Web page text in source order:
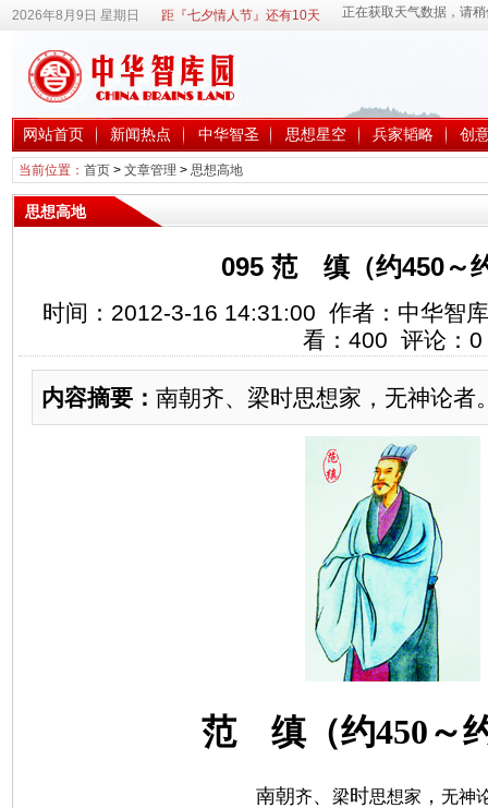
2026年8月9日 星期日 距『七夕情人节』还有10天
网站首页 新闻热点 中华智圣 思想星空 兵家韬略 创
当前位置： 首页> 文章管理 > 思想高地
思想高地
095 范 缜（约450～
时间：2012-3-16 14:31:00 作者：中华智
看： 400 评论： 0
内容摘要： 南朝齐、梁时思想家，无神论者
范 缜（约450 ～
南朝齐、 梁时思想家 ， 无神